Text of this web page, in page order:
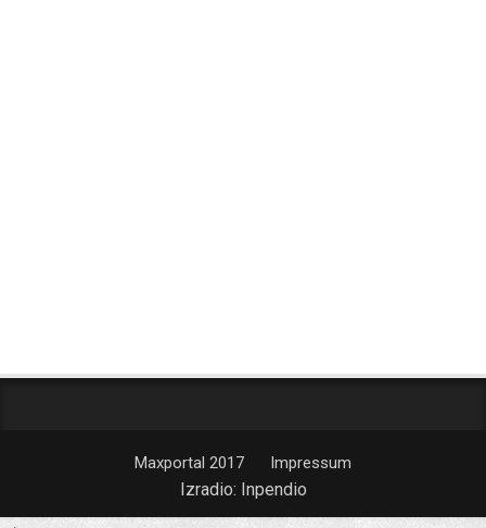
Maxportal 2017 Impressum
Izradio: Inpendio